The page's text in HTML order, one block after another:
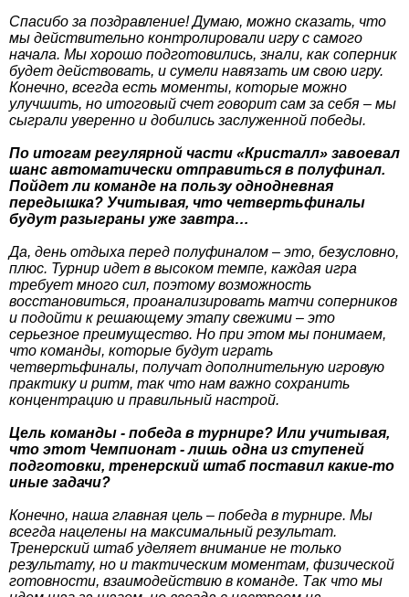
Спасибо за поздравление! Думаю, можно сказать, что
мы действительно контролировали игру с самого
начала. Мы хорошо подготовились, знали, как соперник
будет действовать, и сумели навязать им свою игру.
Конечно, всегда есть моменты, которые можно
улучшить, но итоговый счет говорит сам за себя – мы
сыграли уверенно и добились заслуженной победы.
По итогам регулярной части «Кристалл» завоевал
шанс автоматически отправиться в полуфинал.
Пойдет ли команде на пользу однодневная
передышка? Учитывая, что четвертьфиналы
будут разыграны уже завтра…
Да, день отдыха перед полуфиналом – это, безусловно,
плюс. Турнир идет в высоком темпе, каждая игра
требует много сил, поэтому возможность
восстановиться, проанализировать матчи соперников
и подойти к решающему этапу свежими – это
серьезное преимущество. Но при этом мы понимаем,
что команды, которые будут играть
четвертьфиналы, получат дополнительную игровую
практику и ритм, так что нам важно сохранить
концентрацию и правильный настрой.
Цель команды - победа в турнире? Или учитывая,
что этот Чемпионат - лишь одна из ступеней
подготовки, тренерский штаб поставил какие-то
иные задачи?
Конечно, наша главная цель – победа в турнире. Мы
всегда нацелены на максимальный результат.
Тренерский штаб уделяет внимание не только
результату, но и тактическим моментам, физической
готовности, взаимодействию в команде. Так что мы